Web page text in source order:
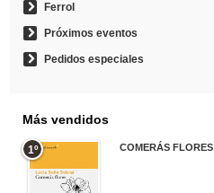
Ferrol
Próximos eventos
Pedidos especiales
Más vendidos
1º COMERÁS FLORES